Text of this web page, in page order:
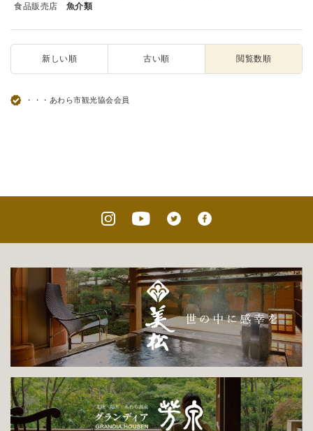
食品販売店
魚介類
新しい順 古い順 閲覧数順
・・・あわら市観光協会会員